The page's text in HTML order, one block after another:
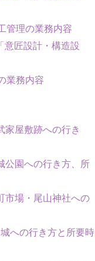
管理の業務内容
意匠設計・構造設
業務内容
家屋敷跡への行き
公園への行き方、所
市場・尾山神社への
への行き方と所要時